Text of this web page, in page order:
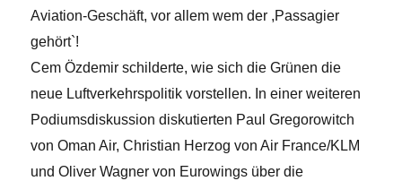
Aviation-Geschäft, vor allem wem der ,Passagier
gehört`!
Cem Özdemir schilderte, wie sich die Grünen die
neue Luftverkehrspolitik vorstellen. In einer weiteren
Podiumsdiskussion diskutierten Paul Gregorowitch
von Oman Air, Christian Herzog von Air France/KLM
und Oliver Wagner von Eurowings über die